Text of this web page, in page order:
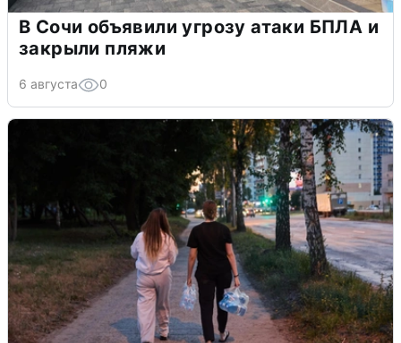
В Сочи объявили угрозу атаки БПЛА и
закрыли пляжи
6 августа 0